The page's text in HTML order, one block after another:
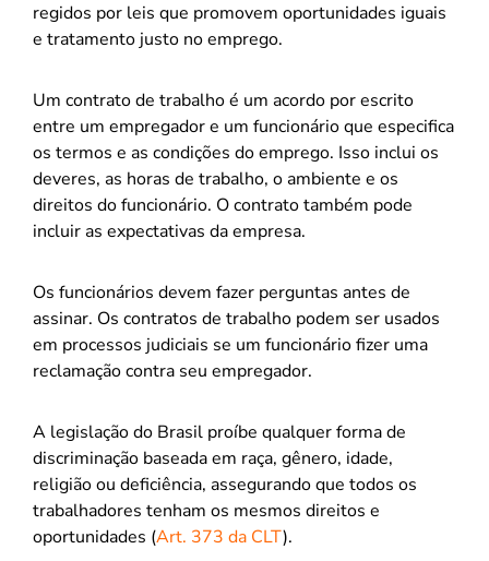
regidos por leis que promovem oportunidades iguais
e tratamento justo no emprego.
Um contrato de trabalho é um acordo por escrito
entre um empregador e um funcionário que especifica
os termos e as condições do emprego. Isso inclui os
deveres, as horas de trabalho, o ambiente e os
direitos do funcionário. O contrato também pode
incluir as expectativas da empresa.
Os funcionários devem fazer perguntas antes de
assinar. Os contratos de trabalho podem ser usados
em processos judiciais se um funcionário fizer uma
reclamação contra seu empregador.
A legislação do Brasil proíbe qualquer forma de
discriminação baseada em raça, gênero, idade,
religião ou deficiência, assegurando que todos os
trabalhadores tenham os mesmos direitos e
oportunidades (Art. 373 da CLT).